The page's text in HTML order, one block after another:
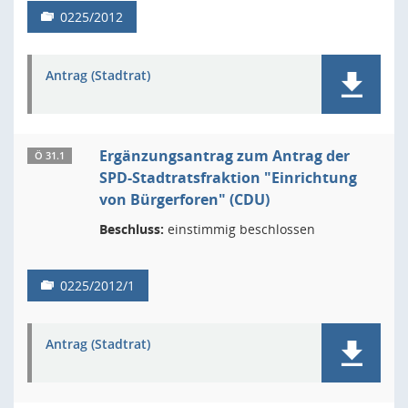
0225/2012
Antrag (Stadtrat)
Ö 31.1
Ergänzungsantrag zum Antrag der
SPD-Stadtratsfraktion "Einrichtung
von Bürgerforen" (CDU)
Beschluss: einstimmig beschlossen
0225/2012/1
Antrag (Stadtrat)